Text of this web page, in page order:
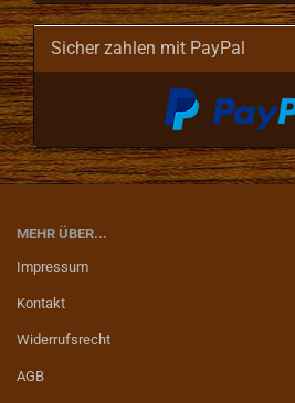
Sicher zahlen mit PayPal
MEHR ÜBER...
Impressum
Kontakt
Widerrufsrecht
AGB